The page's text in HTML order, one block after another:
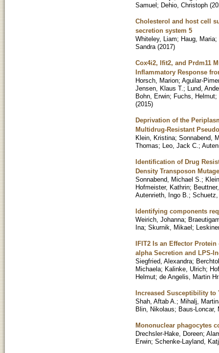
Samuel; Dehio, Christoph (
Cholesterol and host cell
secretion system 5
Whiteley, Liam; Haug, Maria;
Sandra (2017)
Cox4i2, Ifit2, and Prdm11
Inflammatory Response
Horsch, Marion; Aguilar-
Jensen, Klaus T. ; Lund,
Bohn, Erwin; Fuchs, Helmut;
(2015)
Deprivation of the
Multidrug-Resistant
Klein, Kristina; Sonnabend,
Thomas; Leo, Jack C. ;
Identification of Drug
Density Transposon
Sonnabend, Michael S. ;
Hofmeister, Kathrin;
Autenrieth, Ingo B. ;
Identifying components
Weirich, Johanna;
Ina; Skurnik, Mikael;
IFIT2 Is an Effector
alpha Secretion and LPS-
Siegfried, Alexandra;
Michaela; Kalinke, Ulrich;
Helmut; de Angelis, Martin
Increased Susceptibility to
Shah, Aftab A. ; Mihalj,
Blin, Nikolaus; Baus-Loncar,
Mononuclear phagocytes
Drechsler-Hake, Doreen;
Erwin; Schenke-Layland,